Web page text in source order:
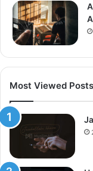
Most Viewed Posts